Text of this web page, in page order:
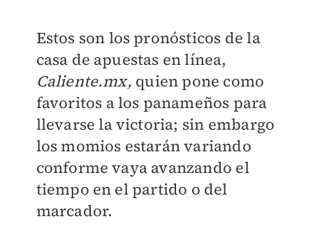
Estos son los pronósticos de la
casa de apuestas en línea,
Caliente.mx, quien pone como
favoritos a los panameños para
llevarse la victoria; sin embargo
los momios estarán variando
conforme vaya avanzando el
tiempo en el partido o del
marcador.